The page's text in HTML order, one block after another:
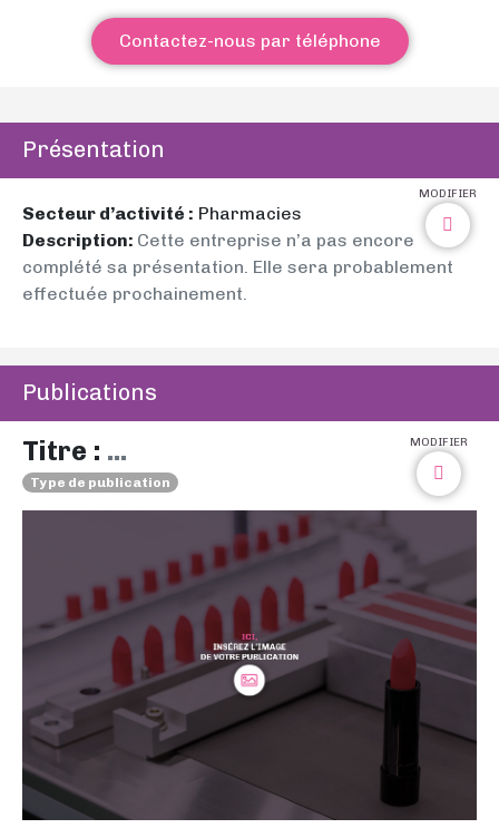
Contactez-nous par téléphone
Présentation
MODIFIER
Secteur d’activité : Pharmacies
Description: Cette entreprise n’a pas encore
complété sa présentation. Elle sera probablement
effectuée prochainement.
Publications
MODIFIER
Titre : ...
Type de publication